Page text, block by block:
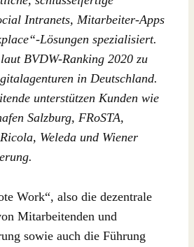
Intranets, Mitarbeiter-Apps
Lösungen spezialisiert.
BVDW-Ranking 2020 zu
in Deutschland.
unterstützen Kunden wie
Salzburg, FRoSTA,
Weleda und Wiener
Work“, also die dezentrale
Mitarbeitenden und
sowie auch die Führung